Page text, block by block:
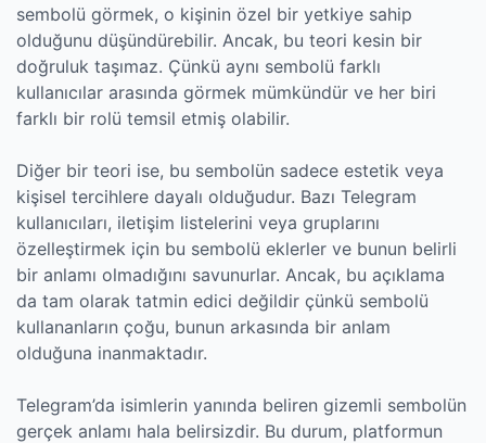
sembolü görmek, o kişinin özel bir yetkiye sahip
olduğunu düşündürebilir. Ancak, bu teori kesin bir
doğruluk taşımaz. Çünkü aynı sembolü farklı
kullanıcılar arasında görmek mümkündür ve her biri
farklı bir rolü temsil etmiş olabilir.
Diğer bir teori ise, bu sembolün sadece estetik veya
kişisel tercihlere dayalı olduğudur. Bazı Telegram
kullanıcıları, iletişim listelerini veya gruplarını
özelleştirmek için bu sembolü eklerler ve bunun belirli
bir anlamı olmadığını savunurlar. Ancak, bu açıklama
da tam olarak tatmin edici değildir çünkü sembolü
kullananların çoğu, bunun arkasında bir anlam
olduğuna inanmaktadır.
Telegram’da isimlerin yanında beliren gizemli sembolün
gerçek anlamı hala belirsizdir. Bu durum, platformun